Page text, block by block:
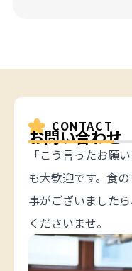
CONTACT
お問い合わせ
「こう言ったお願
も大歓迎です。食
事がございました
くださいませ。